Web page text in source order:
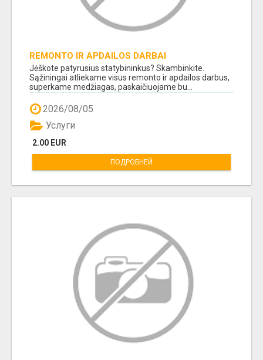
REMONTO IR APDAILOS DARBAI
Jėškote patyrusius statybininkus? Skambinkite.
Sąžiningai atliekame visus remonto ir apdailos darbus,
superkame medžiagas, paskaičiuojame bu...
2026/08/05
2.00 EUR
Услуги
ПОДРОБНЕЙ